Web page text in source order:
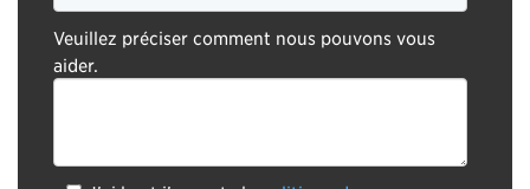
Veuillez préciser comment nous pouvons vous
aider.